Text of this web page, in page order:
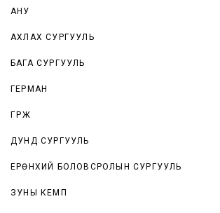
АНУ
АХЛАХ СУРГУУЛЬ
БАГА СУРГУУЛЬ
ГЕРМАН
ГҮРЖ
ДУНД СУРГУУЛЬ
ЕРӨНХИЙ БОЛОВСРОЛЫН СУРГУУЛЬ
ЗУНЫ КЕМП